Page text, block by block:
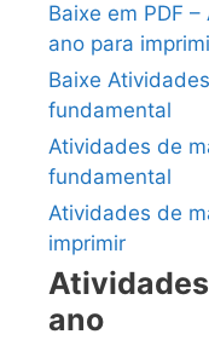
Baixe em PDF
ano para
Baixe
fundamental
Atividades de
fundamental
Atividades de
imprimir
ano